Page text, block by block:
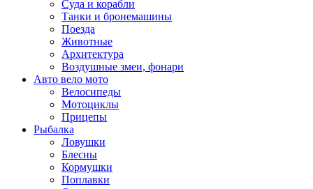
Суда и корабли
Танки и бронемашины
Поезда
Животные
Архитектура
Воздушные змеи, фонари
Авто вело мото
Велосипеды
Мотоциклы
Прицепы
Рыбалка
Ловушки
Блесны
Кормушки
Поплавки